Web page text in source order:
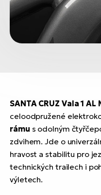
SANTA CRUZ Vala 1 AL
celoodpružené
rámu s odolným
zdvihem. Jde o
hravost a stabilitu pro
technických trailech i
výletech.